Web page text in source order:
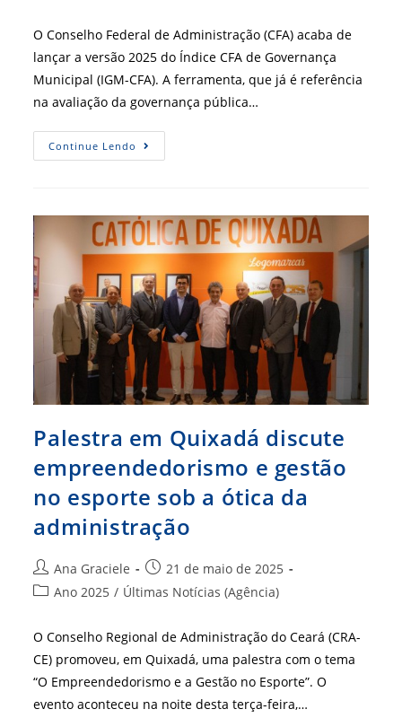
post:
O Conselho Federal de Administração (CFA) acaba de
lançar a versão 2025 do Índice CFA de Governança
Municipal (IGM-CFA). A ferramenta, que já é referência
na avaliação da governança pública…
Continue Lendo CFA
Lança
Inovadora
Avalia
A
Governança
Dos
Municípios
Brasileiros
Palestra em Quixadá discute
empreendedorismo e gestão
no esporte sob a ótica da
administração
Autor
do
Ana Graciele
Post
publicado:
21 de maio de 2025
Categoria
Ano 2025 / Últimas Notícias (Agência)
O Conselho Regional de Administração do Ceará (CRA-
CE) promoveu, em Quixadá, uma palestra com o tema
“O Empreendedorismo e a Gestão no Esporte”. O
evento aconteceu na noite desta terça-feira,…